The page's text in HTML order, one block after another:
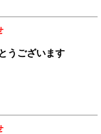
うございます